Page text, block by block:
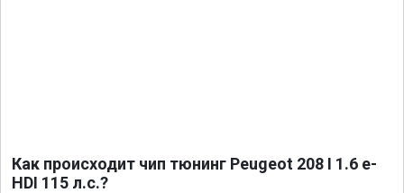
Как происходит чип тюнинг Peugeot 208 I 1.6 e-
HDI 115 л.с.?